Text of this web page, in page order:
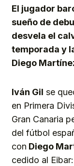
El jugador
sueño de
desvela el
temporada y
Diego
Iván Gil se
en Primera
Gran Canaria
del fútbol
con Diego
cedido al